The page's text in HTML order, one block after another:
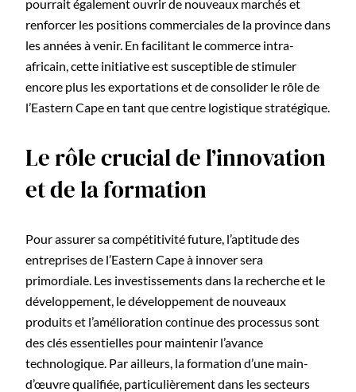
pourrait également ouvrir de nouveaux marchés et
renforcer les positions commerciales de la province dans
les années à venir. En facilitant le commerce intra-
africain, cette initiative est susceptible de stimuler
encore plus les exportations et de consolider le rôle de
l’Eastern Cape en tant que centre logistique stratégique.
Le rôle crucial de l’innovation
et de la formation
Pour assurer sa compétitivité future, l’aptitude des
entreprises de l’Eastern Cape à innover sera
primordiale. Les investissements dans la recherche et le
développement, le développement de nouveaux
produits et l’amélioration continue des processus sont
des clés essentielles pour maintenir l’avance
technologique. Par ailleurs, la formation d’une main-
d’œuvre qualifiée, particulièrement dans les secteurs